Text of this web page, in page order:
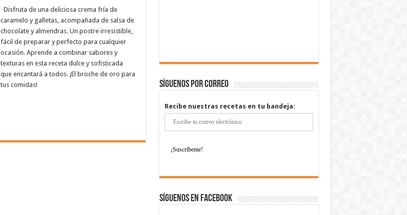
Disfruta de una deliciosa crema fría de
caramelo y galletas, acompañada de salsa de
chocolate y almendras. Un postre irresistible,
fácil de preparar y perfecto para cualquier
ocasión. Aprende a combinar sabores y
texturas en esta receta dulce y sofisticada
que encantará a todos. ¡El broche de oro para
tus comidas!
Síguenos por correo
Recibe nuestras recetas en tu bandeja:
Síguenos en Facebook